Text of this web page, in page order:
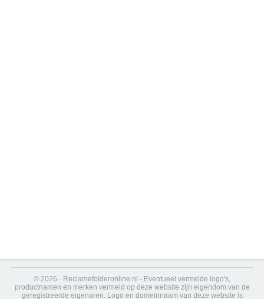
© 2026 · Reclamefolderonline.nl - Eventueel vermelde logo's,
productnamen en merken vermeld op deze website zijn eigendom van de
geregistreerde eigenaren. Logo en domeinnaam van deze website is